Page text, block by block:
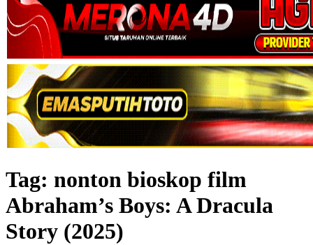
Tag: nonton bioskop film
Abraham’s Boys: A Dracula
Story (2025)